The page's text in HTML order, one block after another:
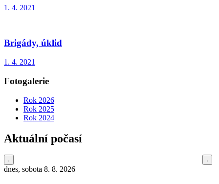
1. 4. 2021
Brigády, úklid
1. 4. 2021
Fotogalerie
Rok 2026
Rok 2025
Rok 2024
Aktuální počasí
dnes, sobota 8. 8. 2026